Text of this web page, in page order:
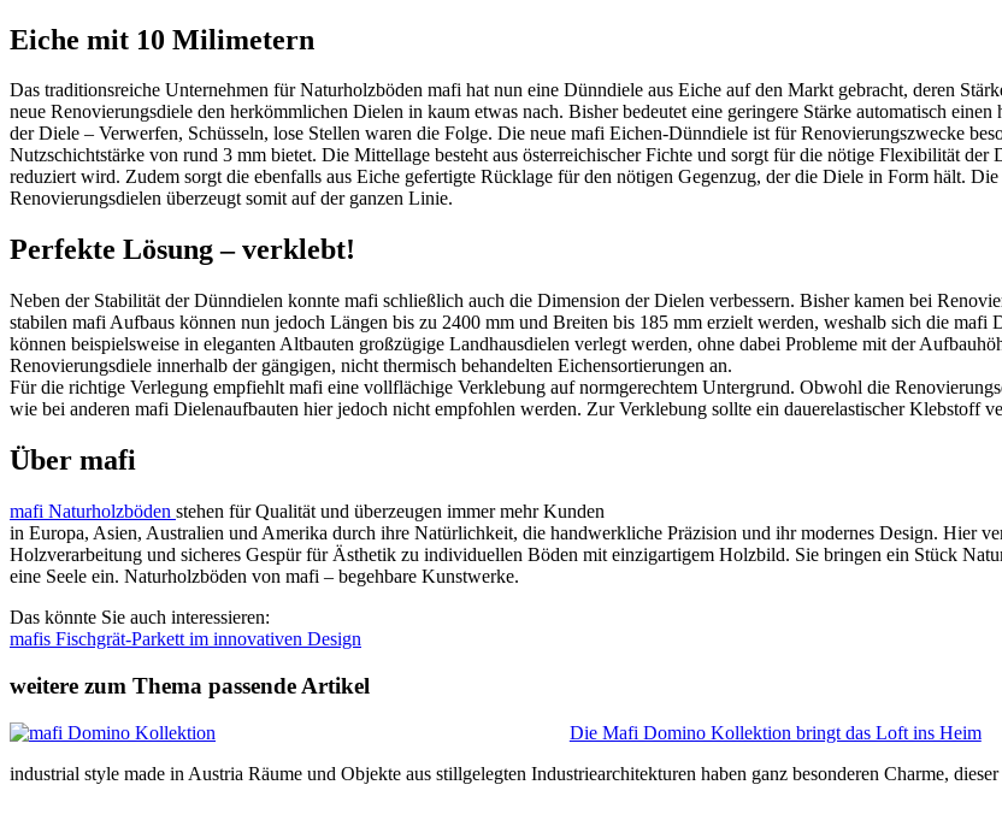
Eiche mit 10 Milimetern
Das traditionsreiche Unternehmen für Naturholzböden mafi hat nun eine Dünndiele aus Eiche auf den Markt gebracht, deren
neue Renovierungsdiele den herkömmlichen Dielen in kaum etwas nach. Bisher bedeutet eine geringere Stärke automatisch
der Diele – Verwerfen, Schüsseln, lose Stellen waren die Folge. Die neue mafi Eichen-Dünndiele ist für Renovierungszwecke
Nutzschichtstärke von rund 3 mm bietet. Die Mittellage besteht aus österreichischer Fichte und sorgt für die nötige Flexibilität
reduziert wird. Zudem sorgt die ebenfalls aus Eiche gefertigte Rücklage für den nötigen Gegenzug, der die Diele in Form hält.
Renovierungsdielen überzeugt somit auf der ganzen Linie.
Perfekte Lösung – verklebt!
Neben der Stabilität der Dünndielen konnte mafi schließlich auch die Dimension der Dielen verbessern. Bisher kamen bei
stabilen mafi Aufbaus können nun jedoch Längen bis zu 2400 mm und Breiten bis 185 mm erzielt werden, weshalb sich die
können beispielsweise in eleganten Altbauten großzügige Landhausdielen verlegt werden, ohne dabei Probleme mit der
Renovierungsdiele innerhalb der gängigen, nicht thermisch behandelten Eichensortierungen an.
Für die richtige Verlegung empfiehlt mafi eine vollflächige Verklebung auf normgerechtem Untergrund. Obwohl die
wie bei anderen mafi Dielenaufbauten hier jedoch nicht empfohlen werden. Zur Verklebung sollte ein dauerelastischer Klebstoff
Über mafi
mafi Naturholzböden stehen für Qualität und überzeugen immer mehr Kunden
in Europa, Asien, Australien und Amerika durch ihre Natürlichkeit, die handwerkliche Präzision und ihr modernes Design. Hier
Holzverarbeitung und sicheres Gespür für Ästhetik zu individuellen Böden mit einzigartigem Holzbild. Sie bringen ein Stück
eine Seele ein. Naturholzböden von mafi – begehbare Kunstwerke.
Das könnte Sie auch interessieren:
mafis Fischgrät-Parkett im innovativen Design
weitere zum Thema passende Artikel
Die Mafi Domino Kollektion bringt das Loft ins Heim
industrial style made in Austria Räume und Objekte aus stillgelegten Industriearchitekturen haben ganz besonderen Charme,